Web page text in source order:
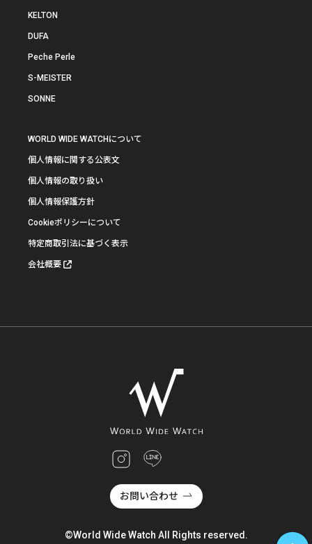
KELTON
DUFA
Peche Perle
S-MEISTER
SONNE
WORLD WIDE WATCHについて
個人情報に関する公表文
個人情報の取り扱い
個人情報保護方針
Cookieポリシーについて
特定商取引法に基づく表示
会社概要
お問い合わせ
©World Wide Watch All Rights reserved.